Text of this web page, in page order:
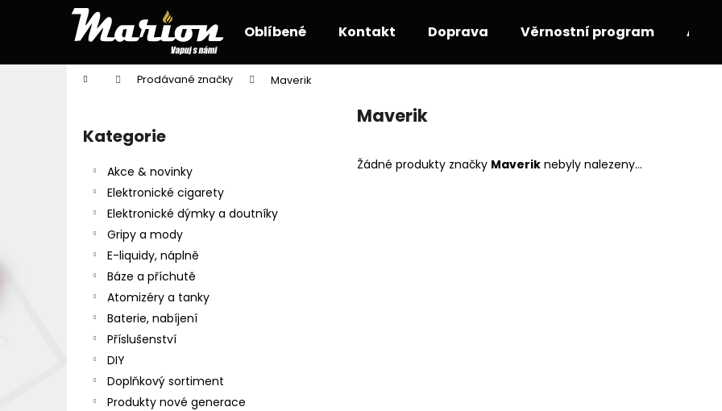
Oblíbené Kontakt Doprava Věrnostní program
Domů Prodávané značky Maverik
Přeskočit
kategorie
Kategorie
Akce & novinky
Elektronické cigarety
Elektronické dýmky a doutníky
Gripy a mody
E-liquidy, náplně
Báze a příchutě
Atomizéry a tanky
Baterie, nabíjení
Příslušenství
DIY
Doplňkový sortiment
Produkty nové generace
Maverik
Žádné produkty značky Maverik nebyly nalezeny...
í
Zpět
do
Zpět
do
DEKANG DESERT SHIP 10ML 18MG
155 Kč
Původně: 195 Kč